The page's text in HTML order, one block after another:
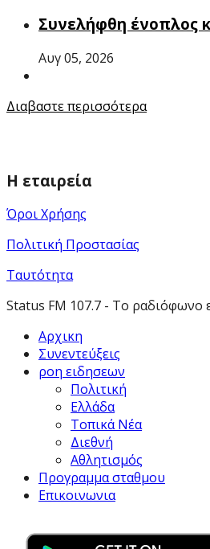
Συνελήφθη ένοπλος
Αυγ 05, 2026
Διαβαστε περισσότερα
Η εταιρεία
Όροι Χρήσης
Πολιτική Προστασίας
Ταυτότητα
Status FM 107.7 - Το ραδιόφωνο
Αρχικη
Συνεντεύξεις
ροη ειδησεων
Πολιτική
Ελλάδα
Τοπικά Νέα
Διεθνή
Αθλητισμός
Προγραμμα σταθμου
Επικοινωνια